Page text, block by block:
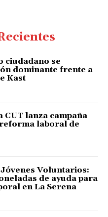
ciudadano se
dominante frente a
Kast
lanza campaña
laboral de
Voluntarios:
de ayuda para
en La Serena